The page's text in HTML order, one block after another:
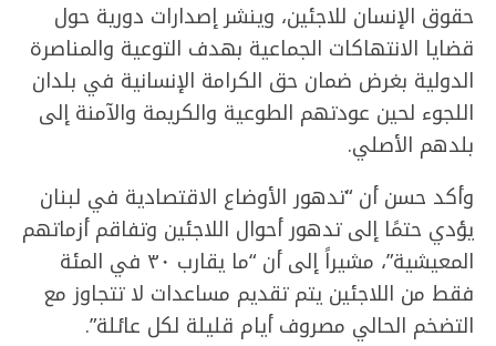
حقوق الإنسان للاجئين، وينشر إصدارات دورية حول
قضايا الانتهاكات الجماعية بهدف التوعية والمناصرة
الدولية بغرض ضمان حق الكرامة الإنسانية في بلدان
اللجوء لحين عودتهم الطوعية والكريمة والآمنة إلى
بلدهم الأصلي.
وأكد حسن أن “تدهور الأوضاع الاقتصادية في لبنان
يؤدي حتمًا إلى تدهور أحوال اللاجئين وتفاقم أزماتهم
المعيشية”، مشيراً إلى أن “ما يقارب ٣٠ في المئة
فقط من اللاجئين يتم تقديم مساعدات لا تتجاوز مع
التضخم الحالي مصروف أيام قليلة لكل عائلة”.